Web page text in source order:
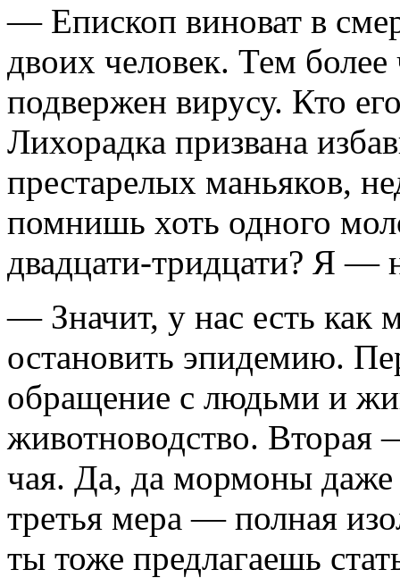
— Епископ виноват в
двоих человек. Тем
подвержен вирусу. Кто
Лихорадка призвана
престарелых маньяков,
помнишь хоть одного
двадцати-тридцати? Я —
— Значит, у нас есть
остановить эпидемию.
обращение с людьми и
животноводство. Вторая
чая. Да, да мормоны
третья мера — полная
ты тоже предлагаешь